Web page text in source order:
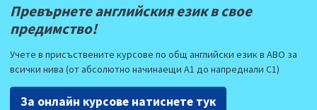
Превърнете английския език в свое
предимство!
Учете в присъствените курсове по общ английски език в АВО за
всички нива (от абсолютно начинаещи А1 до напреднали С1)
За онлайн курсове натиснете тук